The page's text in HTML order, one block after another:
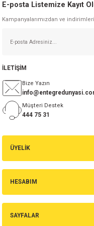
E-posta Listemize Kayıt
Kampanyalarımızdan ve
ÜYELİK
HESABIM
SAYFALAR
İLETİŞİM
Bize Yazın
Müşteri Destek
444 75 31